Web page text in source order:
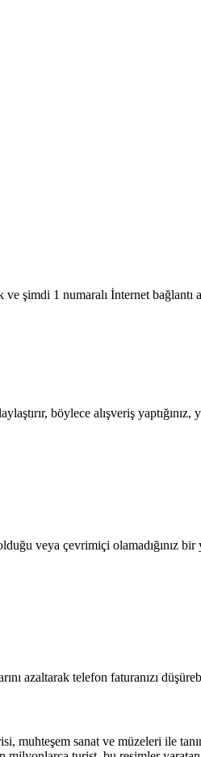
şimdi 1 numaralı İnternet bağlantı
böylece alışveriş
veya çevrimiçi olamadığınız
azaltarak telefon faturanızı
muhteşem sanat ve müzeleri ile